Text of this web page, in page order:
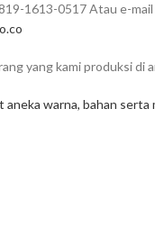
1613-0517 Atau e-mail
yang kami produksi di
aneka warna, bahan serta